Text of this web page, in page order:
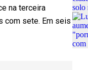
na terceira
com sete. Em seis